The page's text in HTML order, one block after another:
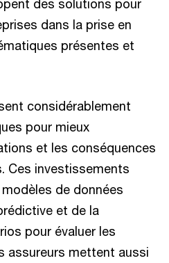
des solutions pour
dans la prise en
présentes et
considérablement
pour mieux
et les conséquences
Ces investissements
de données
et de la
pour évaluer les
assureurs mettent aussi